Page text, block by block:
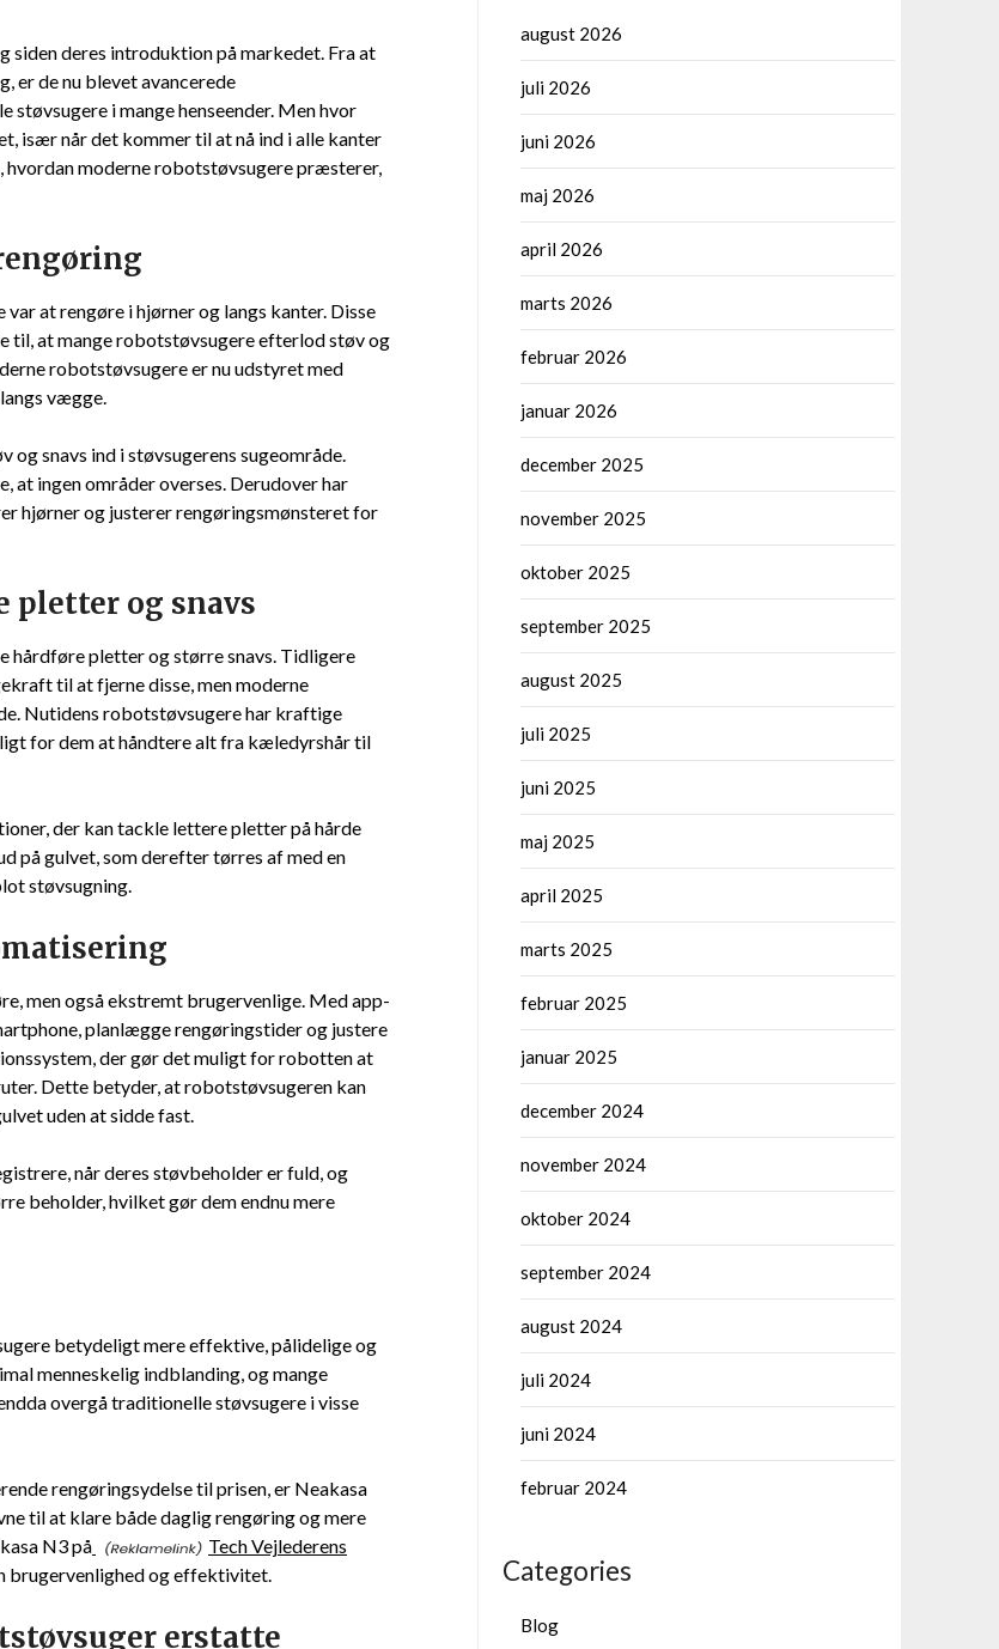
siden deres introduktion på markedet. Fra at
er de nu blevet avancerede
i mange henseender. Men hvor
især når det kommer til at nå ind i alle kanter
hvordan moderne robotstøvsugere præsterer,
at rengøre i hjørner og langs kanter. Disse
til, at mange robotstøvsugere efterlod støv og
robotstøvsugere er nu udstyret med
vægge.
snavs ind i støvsugerens sugeområde.
at ingen områder overses. Derudover har
hjørner og justerer rengøringsmønsteret for
pletter og snavs
hårdføre pletter og større snavs. Tidligere
til at fjerne disse, men moderne
Nutidens robotstøvsugere har kraftige
for dem at håndtere alt fra kæledyrshår til
der kan tackle lettere pletter på hårde
på gulvet, som derefter tørres af med en
støvsugning.
men også ekstremt brugervenlige. Med app-
planlægge rengøringstider og justere
der gør det muligt for robotten at
Dette betyder, at robotstøvsugeren kan
uden at sidde fast.
når deres støvbeholder er fuld, og
beholder, hvilket gør dem endnu mere
betydeligt mere effektive, pålidelige og
menneskelig indblanding, og mange
overgå traditionelle støvsugere i visse
rengøringsydelse til prisen, er Neakasa
til at klare både daglig rengøring og mere
N3 på
Tech Vejlederens
brugervenlighed og effektivitet.
erstatte
august 2026
juli 2026
juni 2026
maj 2026
april 2026
marts 2026
februar 2026
januar 2026
december 2025
november 2025
oktober 2025
september 2025
august 2025
juli 2025
juni 2025
maj 2025
april 2025
marts 2025
februar 2025
januar 2025
december 2024
november 2024
oktober 2024
september 2024
august 2024
juli 2024
juni 2024
februar 2024
Categories
Blog